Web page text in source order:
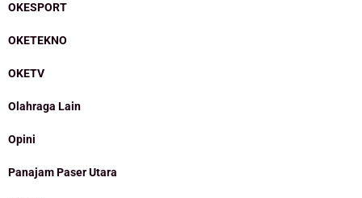
OKESPORT
OKETEKNO
OKETV
Olahraga Lain
Opini
Panajam Paser Utara